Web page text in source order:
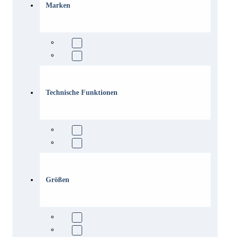
Marken
Technische Funktionen
Größen